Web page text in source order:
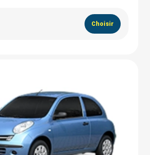
Choisir